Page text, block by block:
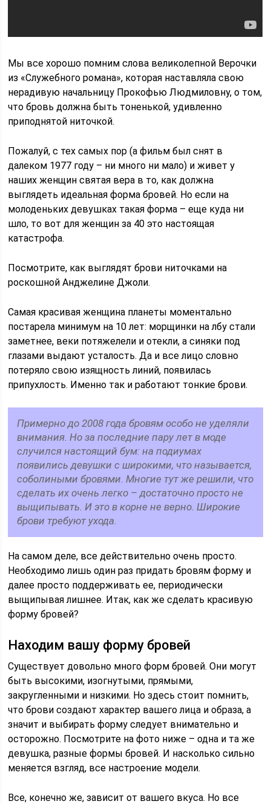
Мы все хорошо помним слова великолепной Верочки
из «Служебного романа», которая наставляла свою
нерадивую начальницу Прокофью Людмиловну, о том,
что бровь должна быть тоненькой, удивленно
приподнятой ниточкой.
Пожалуй, с тех самых пор (а фильм был снят в
далеком 1977 году – ни много ни мало) и живет у
наших женщин святая вера в то, как должна
выглядеть идеальная форма бровей. Но если на
молоденьких девушках такая форма – еще куда ни
шло, то вот для женщин за 40 это настоящая
катастрофа.
Посмотрите, как выглядят брови ниточками на
роскошной Анджелине Джоли.
Самая красивая женщина планеты моментально
постарела минимум на 10 лет: морщинки на лбу стали
заметнее, веки потяжелели и отекли, а синяки под
глазами выдают усталость. Да и все лицо словно
потеряло свою изящность линий, появилась
припухлость. Именно так и работают тонкие брови.
Примерно до 2008 года бровям особо не уделяли
внимания. Но за последние пару лет в моде
случился настоящий бум: на подиумах
появились девушки с широкими, что называется,
соболиными бровями. Многие тут же решили, что
сделать их очень легко – достаточно просто не
выщипывать. И это в корне не верно. Широкие
брови требуют ухода.
На самом деле, все действительно очень просто.
Необходимо лишь один раз придать бровям форму и
далее просто поддерживать ее, периодически
выщипывая лишнее. Итак, как же сделать красивую
форму бровей?
Находим вашу форму бровей
Существует довольно много форм бровей. Они могут
быть высокими, изогнутыми, прямыми,
закругленными и низкими. Но здесь стоит помнить,
что брови создают характер вашего лица и образа, а
значит и выбирать форму следует внимательно и
осторожно. Посмотрите на фото ниже – одна и та же
девушка, разные формы бровей. И насколько сильно
меняется взгляд, все настроение модели.
Все, конечно же, зависит от вашего вкуса. Но все